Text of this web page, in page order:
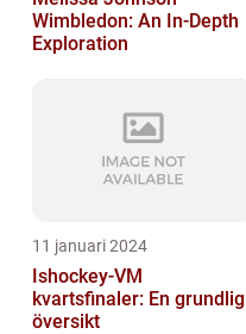
Wimbledon: An In-Depth
Exploration
11 januari 2024
Ishockey-VM
kvartsfinaler: En grundlig
översikt